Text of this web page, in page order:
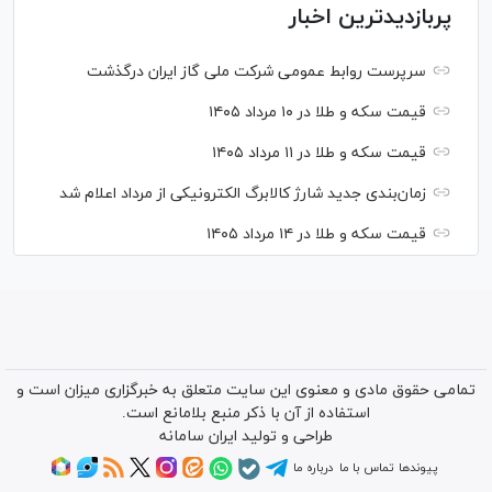
پربازدیدترین اخبار
سرپرست روابط عمومی شرکت ملی گاز ایران درگذشت
قیمت سکه و طلا در ۱۰ مرداد ۱۴۰۵
قیمت سکه و طلا در ۱۱ مرداد ۱۴۰۵
زمان‌بندی جدید شارژ کالابرگ الکترونیکی از مرداد اعلام شد
قیمت سکه و طلا در ۱۴ مرداد ۱۴۰۵
تمامی حقوق مادی و معنوی این سایت متعلق به خبرگزاری میزان است و
استفاده از آن با ذکر منبع بلامانع است.
طراحی و تولید ایران سامانه
پیوندها تماس با ما درباره ما